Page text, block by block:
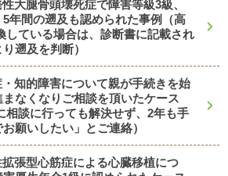
性大腿骨頭壊死症で障害等級3級、
年間の遡及も認められた事例（高
している場合は、診断書に記載され
遡及を判断）
・知的障害について親が手続きを始
なくなりご相談を頂いたケース
相談に行っても解決せず、2年も手
願いしたい」とご連絡）
拡張型心筋症による心臓移植につ